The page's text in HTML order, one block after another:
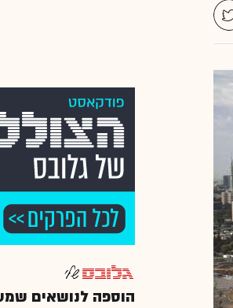
הוספה לנושאים